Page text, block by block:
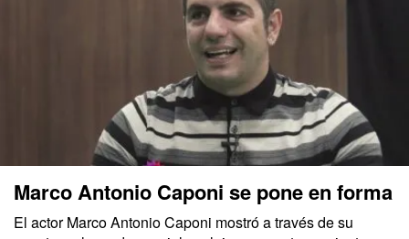
Marco Antonio Caponi se pone en forma
El actor Marco Antonio Caponi mostró a través de su